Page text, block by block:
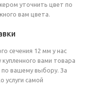
уточнить цвет по
вам цвета.
сечения 12 мм у нас
вами товара
вашему выбору. За
услуги самой